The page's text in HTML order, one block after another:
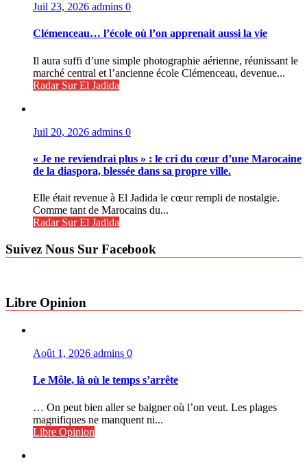
Juil 23, 2026 admins 0
Clémenceau… l’école où l’on apprenait aussi la vie
Il aura suffi d’une simple photographie aérienne, réunissant le
marché central et l’ancienne école Clémenceau, devenue...
Radar Sur El Jadida
Juil 20, 2026 admins 0
« Je ne reviendrai plus » : le cri du cœur d’une Marocaine
de la diaspora, blessée dans sa propre ville.
Elle était revenue à El Jadida le cœur rempli de nostalgie.
Comme tant de Marocains du...
Radar Sur El Jadida
Suivez Nous Sur Facebook
Libre Opinion
Août 1, 2026 admins 0
Le Môle, là où le temps s’arrête
… On peut bien aller se baigner où l’on veut. Les plages
magnifiques ne manquent ni...
Libre Opinion